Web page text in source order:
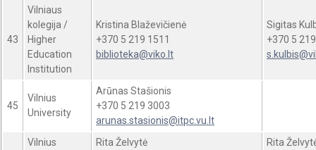
43
Vilniaus
kolegija /
Higher
Education
Institution
Kristina Blaževičienė
+370 5 219 1511
biblioteka@viko.lt
Sigitas
+370 5
45
Vilnius
University
Arūnas Stašionis
+370 5 219 3003
arunas.stasionis@itpc.vu.lt
Vilnius
Rita Želvytė
Rita